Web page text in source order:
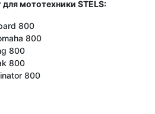
мототехники STELS:
800
800
800
800
800